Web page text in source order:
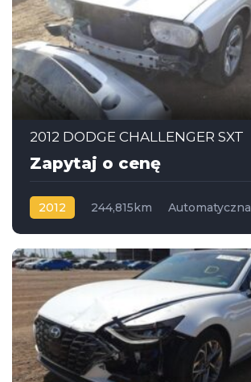
2012 DODGE CHALLENGER SXT
Zapytaj o cenę
2012 244,815km
Automatyczna